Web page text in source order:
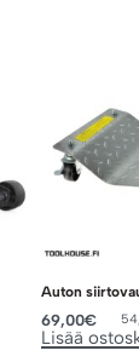
Auton
69,00€
Lisää